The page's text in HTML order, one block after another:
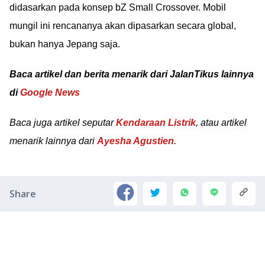
didasarkan pada konsep bZ Small Crossover. Mobil
mungil ini rencananya akan dipasarkan secara global,
bukan hanya Jepang saja.
Baca artikel dan berita menarik dari JalanTikus lainnya
diGoogle News
Baca juga artikel seputarKendaraan Listrik, atau artikel
menarik lainnya dari Ayesha Agustien.
Share